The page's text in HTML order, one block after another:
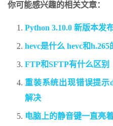
你可能感兴趣的相关文章：
Python 3.10.0 新版本发
hevc是什么 hevc和
FTP和SFTP有什么区别
重装系统出现错误提示
解决
电脑上的静音键一直亮